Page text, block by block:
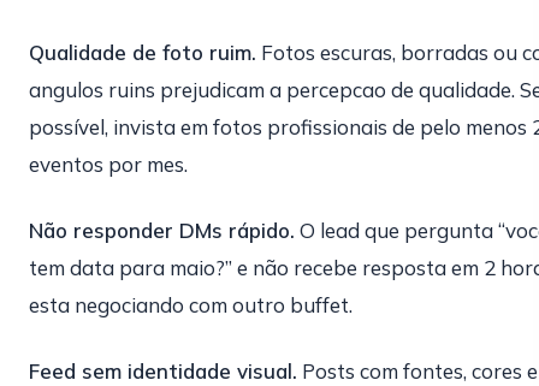
Qualidade de foto ruim. Fotos escuras, borradas ou
angulos ruins prejudicam a percepcao de qualidade.
possível, invista em fotos profissionais de pelo menos
eventos por mes.
Não responder DMs rápido. O lead que pergunta
tem data para maio?” e não recebe resposta em 2
esta negociando com outro buffet.
Feed sem identidade visual. Posts com fontes, cores e